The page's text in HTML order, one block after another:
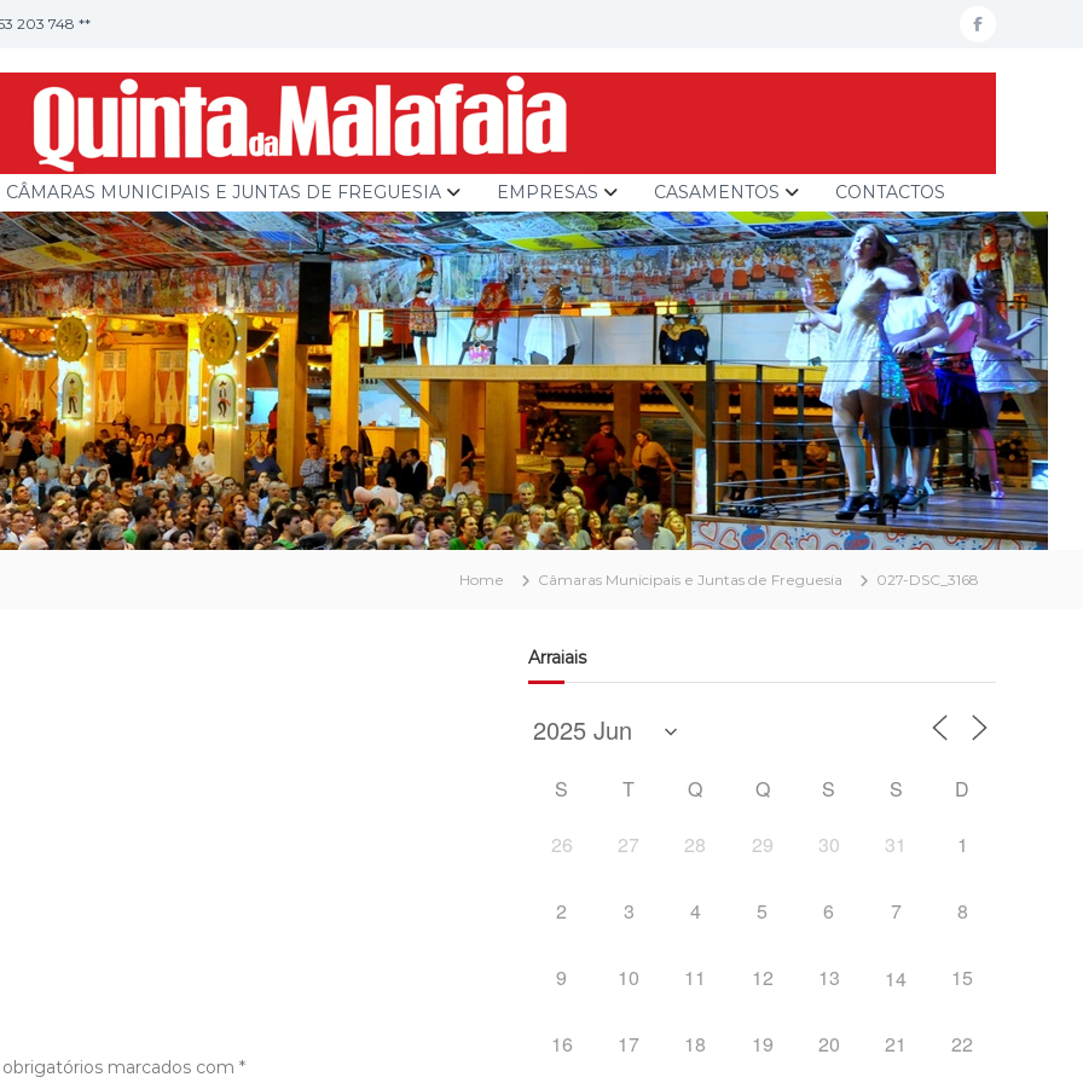
203 748 ** facebook
CÂMARAS MUNICIPAIS E JUNTAS DE FREGUESIA EMPRESAS CASAMENTOS CONTACTOS
Home Câmaras Municipais e Juntas de Freguesia 027-DSC_3168
marcados com *
Arraiais
S T Q Q S S
D
26
27 28 29 30 31 1
2 3 4 5 6 7 8
9 10 11 12 13 14 15
16 17 18 19 20 21 22